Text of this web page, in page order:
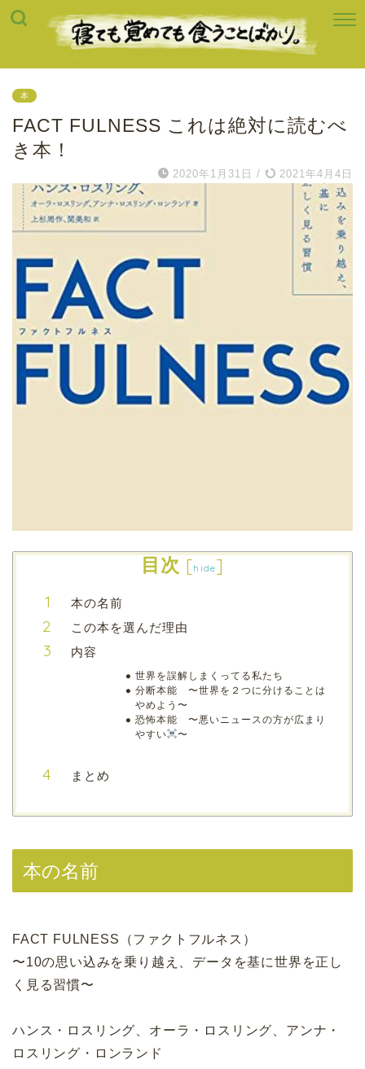
本
FACT FULNESS これは絶対に読むべ
き本！
2020年1月31日 / 2021年4月4日
目次 [hide]
本の名前
この本を選んだ理由
内容
世界を誤解しまくってる私たち
分断本能 〜世界を２つに分けることは
やめよう〜
恐怖本能 〜悪いニュースの方が広まり
やすい
〜
まとめ
本の名前
FACT FULNESS（ファクトフルネス）
〜10の思い込みを乗り越え、データを基に世界を正し
く見る習慣〜
ハンス・ロスリング、オーラ・ロスリング、アンナ・
ロスリング・ロンランド